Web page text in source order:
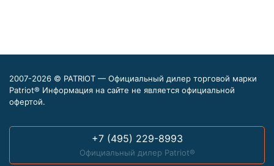
2007-2026 © PATRIOT — Официальный дилер торговой марки
Patriot® Информация на сайте не является официальной
офертой.
+7 (495) 229-8993
Официальный дилер Patriot®